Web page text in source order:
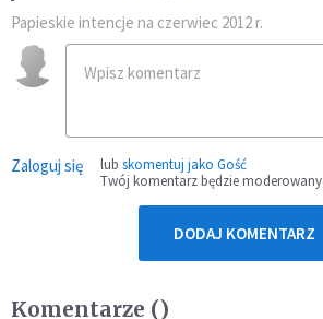
Papieskie intencje na czerwiec 2012 r.
Zaloguj się lub skomentuj jako Gość
Twój komentarz będzie moderowany
DODAJ KOMENTARZ
Komentarze ()